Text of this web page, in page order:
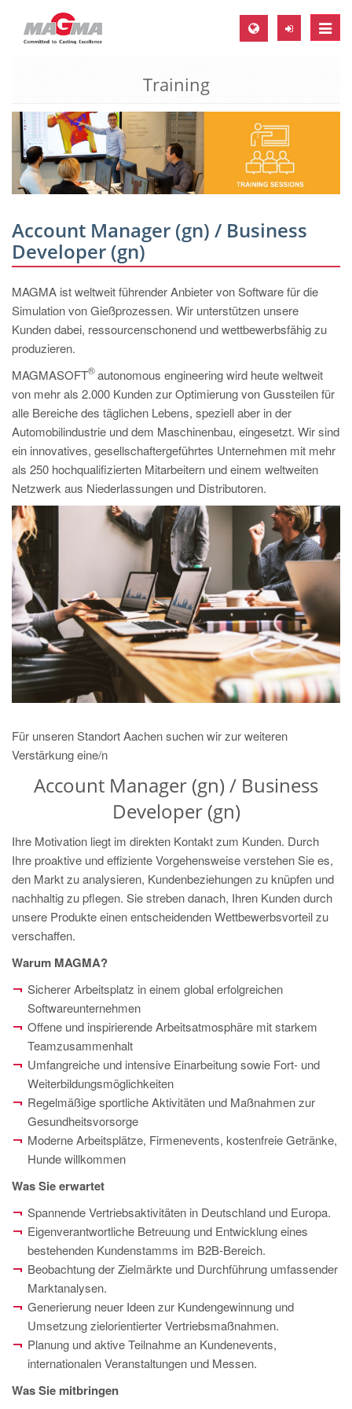
Toggle
MAGMA Europe, Germany
DE
CS
MAGMA North-America, USA
ES
MAGMA Asia-Pacific, Singapore
EN
MAGMA South-America, Brazil
PT
ES
MAGMA Türkiye
EN
MAGMA China
MAGMA India
EN
MAGMA Korea
EN
KO
Training
Account Manager (gn) / Business
Developer (gn)
MAGMA ist weltweit führender Anbieter von Software für die
Simulation von Gießprozessen. Wir unterstützen unsere
Kunden dabei, ressourcenschonend und wettbewerbsfähig zu
produzieren.
MAGMASOFT
®autonomous engineering wird heute weltweit
von mehr als 2.000 Kunden zur Optimierung von Gussteilen für
alle Bereiche des täglichen Lebens, speziell aber in der
Automobilindustrie und dem Maschinenbau, eingesetzt. Wir sind
ein innovatives, gesellschaftergeführtes Unternehmen mit mehr
als 250 hochqualifizierten Mitarbeitern und einem weltweiten
Netzwerk aus Niederlassungen und Distributoren.
Für unseren Standort Aachen suchen wir zur weiteren
Verstärkung eine/n
Account Manager (gn) / Business
Developer (gn)
Ihre Motivation liegt im direkten Kontakt zum Kunden. Durch
Ihre proaktive und effiziente Vorgehensweise verstehen Sie es,
den Markt zu analysieren, Kundenbeziehungen zu knüpfen und
nachhaltig zu pflegen. Sie streben danach, Ihren Kunden durch
unsere Produkte einen entscheidenden Wettbewerbsvorteil zu
verschaffen.
Warum MAGMA?
Sicherer Arbeitsplatz in einem global erfolgreichen
Softwareunternehmen
Offene und inspirierende Arbeitsatmosphäre mit starkem
Teamzusammenhalt
Umfangreiche und intensive Einarbeitung sowie Fort- und
Weiterbildungsmöglichkeiten
Regelmäßige sportliche Aktivitäten und Maßnahmen zur
Gesundheitsvorsorge
Moderne Arbeitsplätze, Firmenevents, kostenfreie Getränke,
Hunde willkommen
Was Sie erwartet
Spannende Vertriebsaktivitäten in Deutschland und Europa.
Eigenverantwortliche Betreuung und Entwicklung eines
bestehenden Kundenstamms im B2B-Bereich.
Beobachtung der Zielmärkte und Durchführung umfassender
Marktanalysen.
Generierung neuer Ideen zur Kundengewinnung und
Umsetzung zielorientierter Vertriebsmaßnahmen.
Planung und aktive Teilnahme an Kundenevents,
internationalen Veranstaltungen und Messen.
Was Sie mitbringen